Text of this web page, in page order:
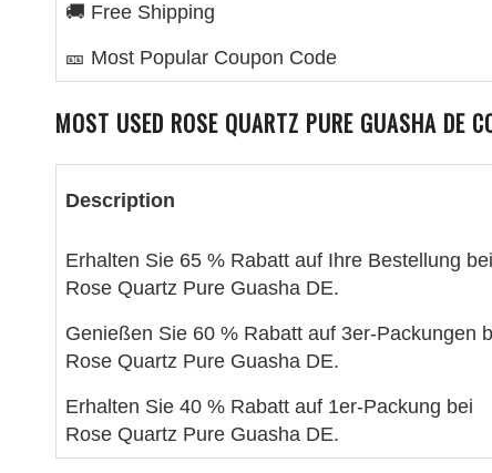
🚚 Free Shipping
🎫 Most Popular Coupon Code
MOST USED ROSE QUARTZ PURE GUASHA DE
Description
Erhalten Sie 65 % Rabatt auf Ihre Bestellung bei
Rose Quartz Pure Guasha DE.
Genießen Sie 60 % Rabatt auf 3er-Packungen
Rose Quartz Pure Guasha DE.
Erhalten Sie 40 % Rabatt auf 1er-Packung bei
Rose Quartz Pure Guasha DE.